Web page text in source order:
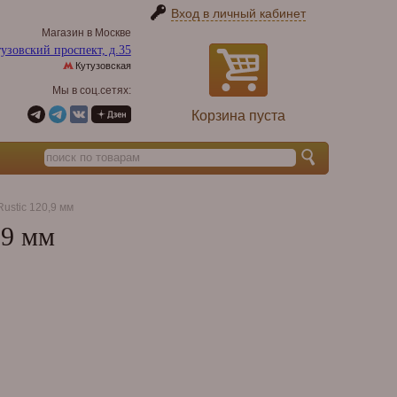
Вход в личный кабинет
Корзина пуста
Магазин в Москве
проспект, д.35
Кутузовская
Мы в соц.сетях:
120,9 мм
мм